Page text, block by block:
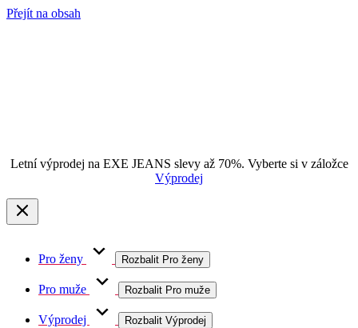
Přejít na obsah
Letní výprodej na EXE JEANS slevy až 70%. Vyberte si v záložce
Výprodej
Pro ženy Rozbalit Pro ženy
Pro muže Rozbalit Pro muže
Výprodej Rozbalit Výprodej